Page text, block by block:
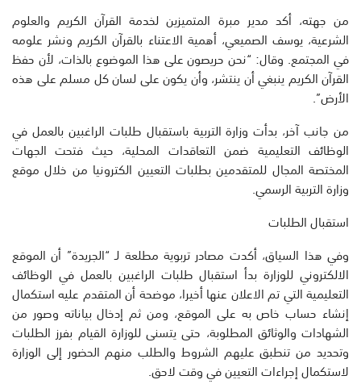
من جهته، أكد مدير مبرة المتميزين لخدمة القرآن الكريم والعلوم
الشرعية، يوسف الصميعي، أهمية الاعتناء بالقرآن الكريم ونشر علومه
في المجتمع. وقال: “نحن حريصون على هذا الموضوع بالذات، لأن حفظ
القرآن الكريم ينبغي أن ينتشر، وأن يكون على لسان كل مسلم على هذه
الأرض”.
من جانب آخر، بدأت وزارة التربية باستقبال طلبات الراغبين بالعمل في
الوظائف التعليمية ضمن التعاقدات المحلية، حيث فتحت الجهات
المختصة المجال للمتقدمين بطلبات التعيين الكترونيا من خلال موقع
وزارة التربية الرسمي.
استقبال الطلبات
وفي هذا السياق، أكدت مصادر تربوية مطلعة لـ “الجريدة” أن الموقع
الالكتروني للوزارة بدأ استقبال طلبات الراغبين بالعمل في الوظائف
التعليمية التي تم الاعلان عنها أخيرا، موضحة أن المتقدم عليه استكمال
إنشاء حساب خاص به على الموقع، ومن ثم إدخال بياناته وصور من
الشهادات والوثائق المطلوبة، حتى يتسنى للوزارة القيام بفرز الطلبات
وتحديد من تنطبق عليهم الشروط والطلب منهم الحضور إلى الوزارة
لاستكمال إجراءات التعيين في وقت لاحق.